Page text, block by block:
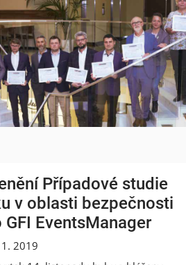
Případové studie
v oblasti bezpečnosti
GFI EventsManager
2019